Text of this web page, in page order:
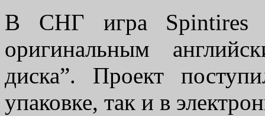
В СНГ игра
оригинальным
диска”. Проект
упаковке, так и в